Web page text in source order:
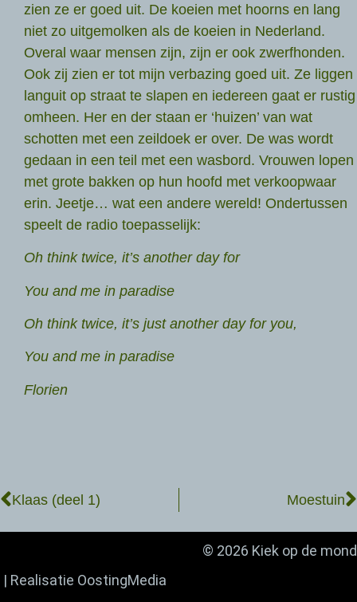
zien ze er goed uit. De koeien met hoorns en lang
niet zo uitgemolken als de koeien in Nederland.
Overal waar mensen zijn, zijn er ook zwerfhonden.
Ook zij zien er tot mijn verbazing goed uit. Ze liggen
languit op straat te slapen en iedereen gaat er rustig
omheen. Her en der staan er ‘huizen’ van wat
schotten met een zeildoek er over. De was wordt
gedaan in een teil met een wasbord. Vrouwen lopen
met grote bakken op hun hoofd met verkoopwaar
erin. Jeetje… wat een andere wereld! Ondertussen
speelt de radio toepasselijk:
Oh think twice, it’s another day for
You and me in paradise
Oh think twice, it’s just another day for you,
You and me in paradise
Florien
Klaas (deel 1) Moestuin
© 2026 Kiek op de mond
| Realisatie OostingMedia